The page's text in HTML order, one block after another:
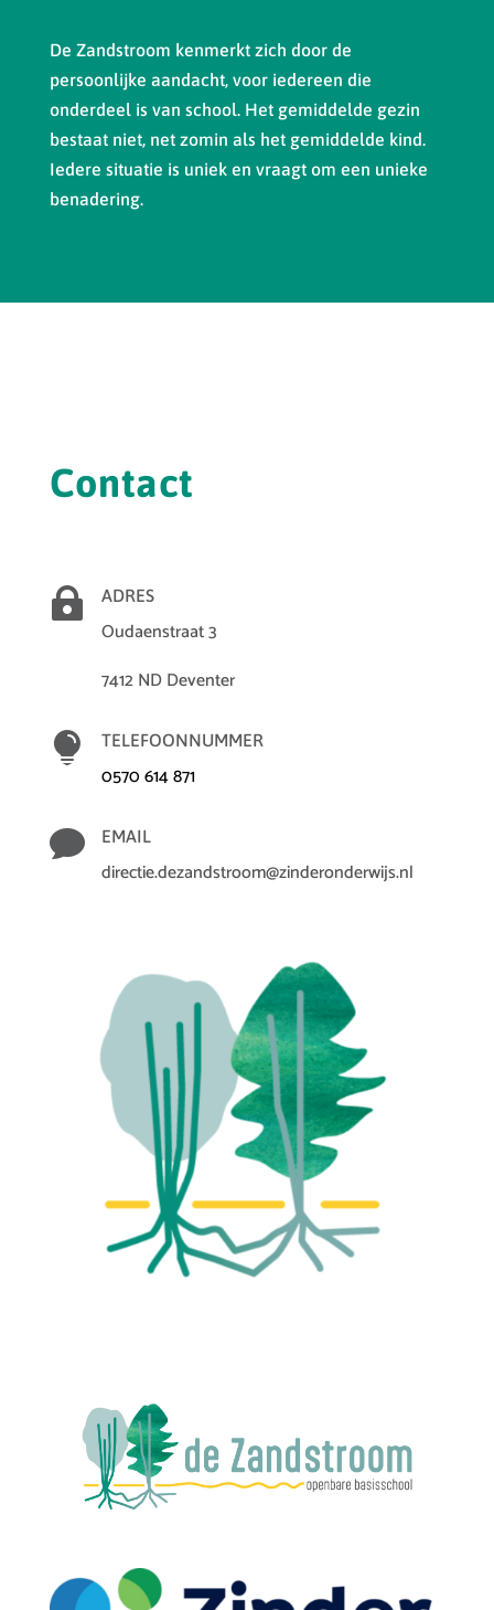
De Zandstroom kenmerkt zich door de
persoonlijke aandacht, voor iedereen die
onderdeel is van school. Het gemiddelde gezin
bestaat niet, net zomin als het gemiddelde kind.
Iedere situatie is uniek en vraagt om een unieke
benadering.
Contact
 ADRES
Oudaenstraat 3
7412 ND Deventer
 TELEFOONNUMMER
0570 614 871
 EMAIL
directie.dezandstroom@zinderonderwijs.nl